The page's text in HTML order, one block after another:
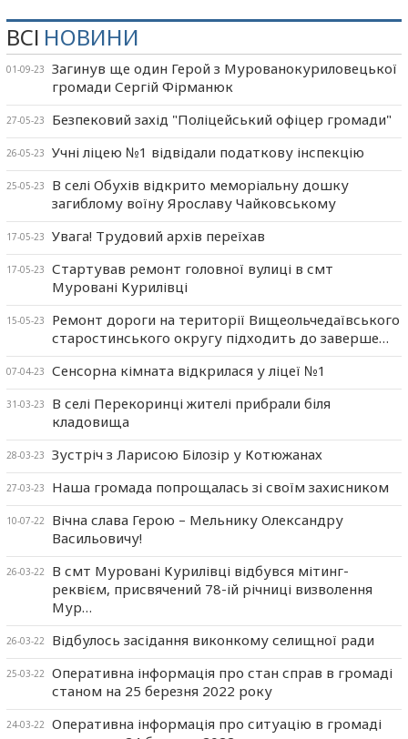
ВСІ НОВИНИ
01-09-23
Загинув ще один Герой з Мурованокуриловецької
громади Сергій Фірманюк
27-05-23 Безпековий захід "Поліцейський офіцер громади"
26-05-23 Учні ліцею №1 відвідали податкову інспекцію
25-05-23
В селі Обухів відкрито меморіальну дошку
загиблому воїну Ярославу Чайковському
17-05-23 Увага! Трудовий архів переїхав
17-05-23
Стартував ремонт головної вулиці в смт
Муровані Курилівці
15-05-23
Ремонт дороги на території Вищеольчедаївського
старостинського округу підходить до заверше…
07-04-23 Сенсорна кімната відкрилася у ліцеї №1
31-03-23
В селі Перекоринці жителі прибрали біля
кладовища
28-03-23 Зустріч з Ларисою Білозір у Котюжанах
27-03-23 Наша громада попрощалась зі своїм захисником
10-07-22
Вічна слава Герою – Мельнику Олександру
Васильовичу!
26-03-22
В смт Муровані Курилівці відбувся мітинг-
реквієм, присвячений 78-ій річниці визволення
Мур…
26-03-22 Відбулось засідання виконкому селищної ради
25-03-22 Оперативна інформація про стан справ в громаді
станом на 25 березня 2022 року
24-03-22 Оперативна інформація про ситуацію в громаді